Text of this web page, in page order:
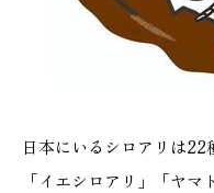
アクセスマップ
日本にいるシロアリは
「イエシロアリ」「ヤ